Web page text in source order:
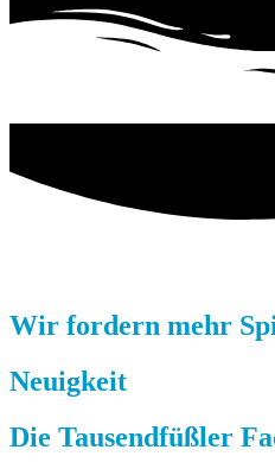
Wir fordern mehr
Neuigkeit
Die Tausendfüßler